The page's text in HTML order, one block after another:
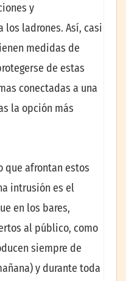
y
los ladrones. Así, casi
medidas de
de estas
conectadas a una
la opción más
que afrontan estos
intrusión es el
en los bares,
al público, como
siempre de
y durante toda